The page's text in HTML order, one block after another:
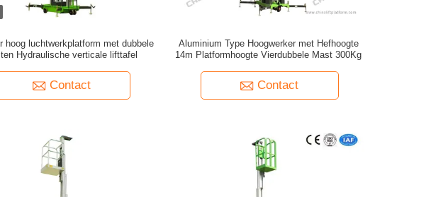
hoog luchtwerkplatform met dubbele
Hydraulische verticale lifttafel
Contact
Aluminium Type Hoogwerker met Hefhoogte
14m Platformhoogte Vierdubbele Mast 300Kg
Contact